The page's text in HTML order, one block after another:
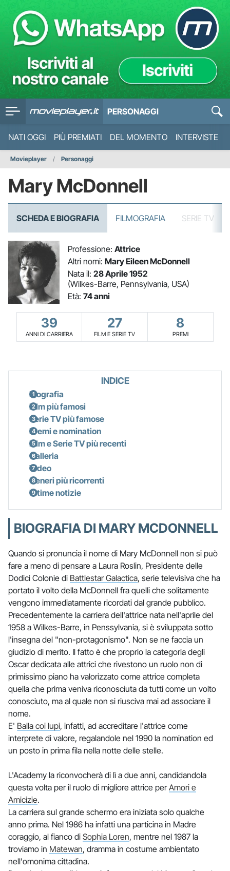
PERSONAGGI
NATI OGGI PIÙ PREMIATI DEL MOMENTO INTERVISTE
Movieplayer Personaggi
Mary McDonnell
SCHEDA E BIOGRAFIA FILMOGRAFIA SERIE TV
Professione: Attrice
Altri nomi: Mary Eileen McDonnell
Nata il: 28 Aprile 1952
(Wilkes-Barre, Pennsylvania, USA)
Età: 74 anni
39
ANNI DI CARRIERA
27
FILM E SERIE TV
8
PREMI
INDICE
Biografia
Film più famosi
Serie TV più famose
Premi e nomination
Film e Serie TV più recenti
Galleria
Video
Generi più ricorrenti
Ultime notizie
BIOGRAFIA DI MARY MCDONNELL
Quando si pronuncia il nome di Mary McDonnell non si può
fare a meno di pensare a Laura Roslin, Presidente delle
Dodici Colonie di Battlestar Galactica, serie televisiva che ha
portato il volto della McDonnell fra quelli che solitamente
vengono immediatamente ricordati dal grande pubblico.
Precedentemente la carriera dell'attrice nata nell'aprile del
1958 a Wilkes-Barre, in Penssylvania, si è sviluppata sotto
l'insegna del "non-protagonismo". Non se ne faccia un
giudizio di merito. Il fatto è che proprio la categoria degli
Oscar dedicata alle attrici che rivestono un ruolo non di
primissimo piano ha valorizzato come attrice completa
quella che prima veniva riconosciuta da tutti come un volto
conosciuto, ma al quale non si riusciva mai ad associare il
nome.
E' Balla coi lupi, infatti, ad accreditare l'attrice come
interprete di valore, regalandole nel 1990 la nomination ed
un posto in prima fila nella notte delle stelle.
L'Academy la riconvocherà di lì a due anni, candidandola
questa volta per il ruolo di migliore attrice perAmori e
Amicizie.
La carriera sul grande schermo era iniziata solo qualche
anno prima. Nel 1986 ha infatti una particina in Madre
coraggio, al fianco di Sophia Loren, mentre nel 1987 la
troviamo in Matewan, dramma in costume ambientato
nell'omonima cittadina.